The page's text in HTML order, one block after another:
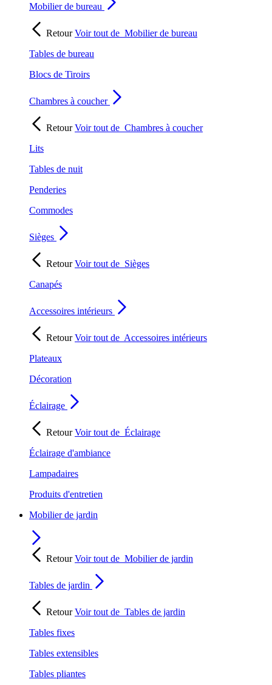
Mobilier de bureau
RetourVoir tout de Mobilier de bureau
Tables de bureau
Blocs de Tiroirs
Chambres à coucher
RetourVoir tout de Chambres à coucher
Lits
Tables de nuit
Penderies
Commodes
Sièges
RetourVoir tout de Sièges
Canapés
Accessoires intérieurs
RetourVoir tout de Accessoires intérieurs
Plateaux
Décoration
Éclairage
RetourVoir tout de Éclairage
Éclairage d'ambiance
Lampadaires
Produits d'entretien
Mobilier de jardin
RetourVoir tout de Mobilier de jardin
Tables de jardin
RetourVoir tout de Tables de jardin
Tables fixes
Tables extensibles
Tables pliantes